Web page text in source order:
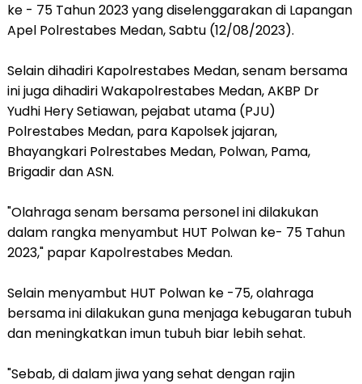
ke - 75 Tahun 2023 yang diselenggarakan di Lapangan
Apel Polrestabes Medan, Sabtu (12/08/2023).
Selain dihadiri Kapolrestabes Medan, senam bersama
ini juga dihadiri Wakapolrestabes Medan, AKBP Dr
Yudhi Hery Setiawan, pejabat utama (PJU)
Polrestabes Medan, para Kapolsek jajaran,
Bhayangkari Polrestabes Medan, Polwan, Pama,
Brigadir dan ASN.
"Olahraga senam bersama personel ini dilakukan
dalam rangka menyambut HUT Polwan ke- 75 Tahun
2023," papar Kapolrestabes Medan.
Selain menyambut HUT Polwan ke -75, olahraga
bersama ini dilakukan guna menjaga kebugaran tubuh
dan meningkatkan imun tubuh biar lebih sehat.
"Sebab, di dalam jiwa yang sehat dengan rajin